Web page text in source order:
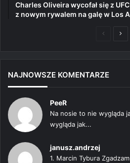
Charles Oliveira wycofał się z
z nowym rywalem na galę w Los
NAJNOWSZE KOMENTARZE
PeeR
Na nosie to nie wygląda
wygląda jak...
janusz.andrzej
1. Marcin Tybura